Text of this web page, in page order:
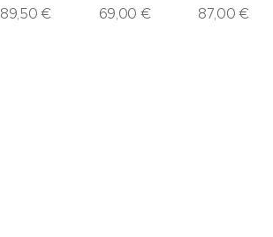
89,50 € 69,00 € 87,00 €